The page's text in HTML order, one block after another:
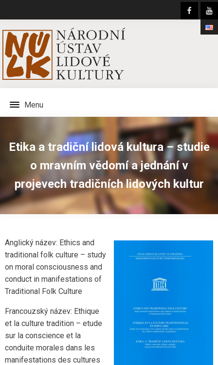
Menu
Etika a tradiční lidová kultura – studie
o mravním vědomí a jednání v
projevech tradičních lidových kultur
Anglický název: Ethics and
traditional folk culture – study
on moral consciousness and
conduct in manifestations of
Traditional Folk Culture
Francouzský název: Ethique
et la culture tradition – etude
sur la conscience et la
conduite morales dans les
manifestations des cultures